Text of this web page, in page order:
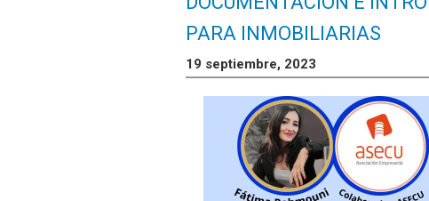
PARA INMOBILIARIAS
19 septiembre, 2023